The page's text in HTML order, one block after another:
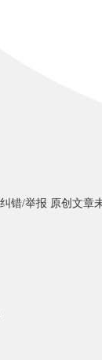
纠错/举报 原创文章